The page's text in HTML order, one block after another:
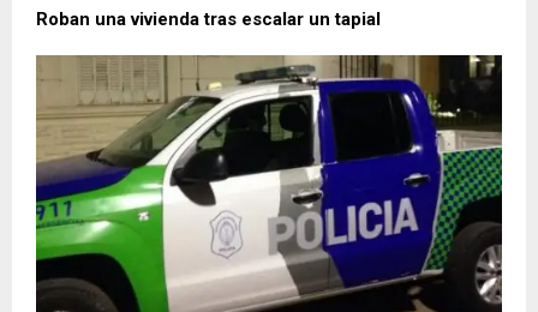
Roban una vivienda tras escalar un tapial